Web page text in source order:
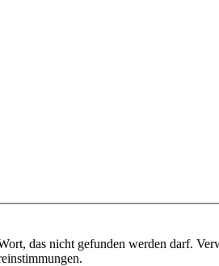
das nicht gefunden werden darf.